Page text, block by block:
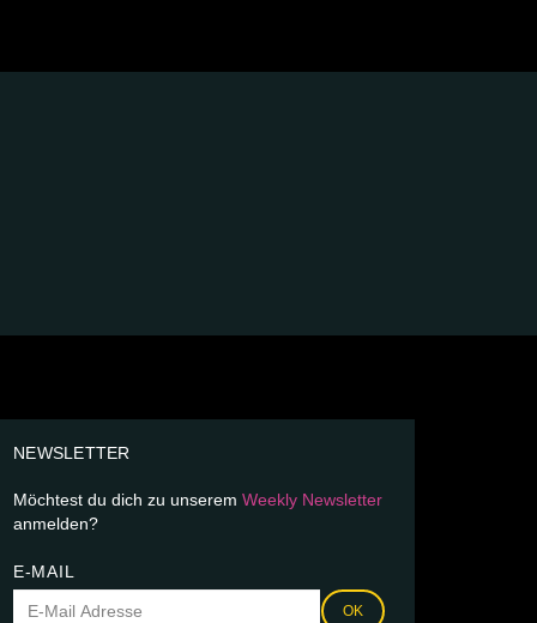
NEWSLETTER
Möchtest du dich zu unserem Weekly Newsletter
anmelden?
E-MAIL
OK